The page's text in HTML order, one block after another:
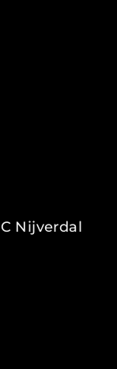
Nijverdal